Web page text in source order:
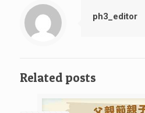
ph3_editor
Related posts